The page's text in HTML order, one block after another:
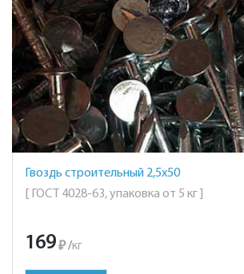
Гвоздь строительный 2,5х50
[ ГОСТ 4028-63, упаковка от 5 кг ]
169₽ /кг